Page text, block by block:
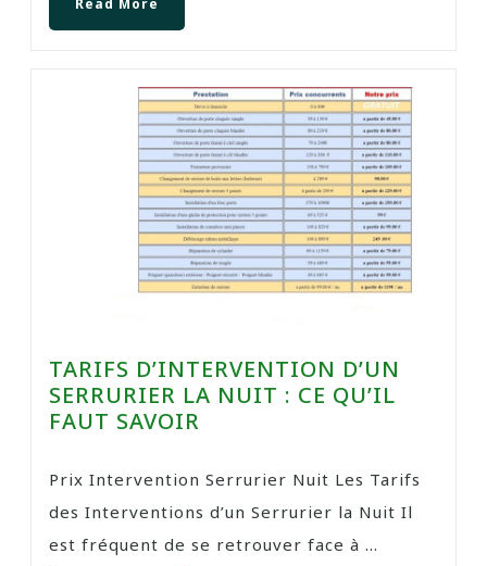
TARIFS D’INTERVENTION D’UN
SERRURIER LA NUIT : CE QU’IL
FAUT SAVOIR
Prix Intervention Serrurier Nuit Les Tarifs
des Interventions d’un Serrurier la Nuit Il
est fréquent de se retrouver face à ...